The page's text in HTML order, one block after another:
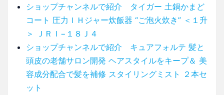
ショップチャンネルで紹介 タイガー 土鍋かまど
コート 圧力ＩＨジャー炊飯器 “ご泡火炊き” ＜１升
＞ ＪＲＩ−１８Ｊ４
ショップチャンネルで紹介 キュアフォルテ 髪と
頭皮の老舗サロン開発 ヘアスタイルをキープ＆ 美
容成分配合で髪を補修 スタイリングミスト ２本セ
ット